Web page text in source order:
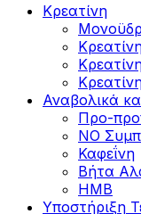
Κρεατίνη
Αναβολικά
Προ-
ΝΟ
Καφεΐνη
Βήτα
HMB
Υποστήριξη